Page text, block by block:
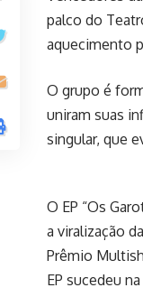
palco do
aquecimento
O grupo é
uniram suas
singular, que
O EP “Os
a viralização
Prêmio
EP sucedeu